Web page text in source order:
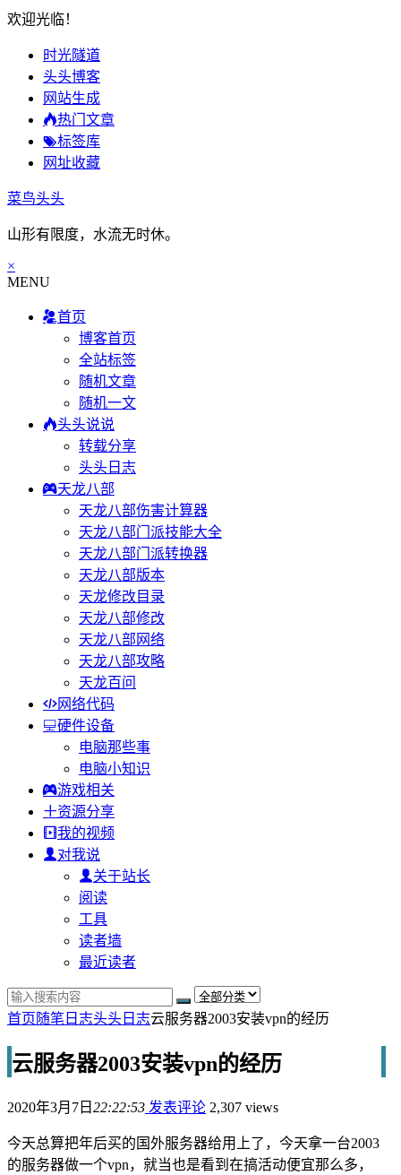
欢迎光临！
时光隧道
头头博客
网站生成
热门文章
标签库
网址收藏
菜鸟头头
山形有限度，水流无时休。
×
MENU
首页
博客首页
全站标签
随机文章
随机一文
头头说说
转载分享
头头日志
天龙八部
天龙八部伤害计算器
天龙八部门派技能大全
天龙八部门派转换器
天龙八部版本
天龙修改目录
天龙八部修改
天龙八部网络
天龙八部攻略
天龙百问
网络代码
硬件设备
电脑那些事
电脑小知识
游戏相关
资源分享
我的视频
对我说
关于站长
阅读
工具
读者墙
最近读者
首页随笔日志头头日志云服务器2003安装vpn的经历
云服务器2003安装vpn的经历
2020年3月7日 22:22:53 发表评论 2,307 views
今天总算把年后买的国外服务器给用上了，今天拿一台2003
的服务器做一个vpn，就当也是看到在搞活动便宜那么多，